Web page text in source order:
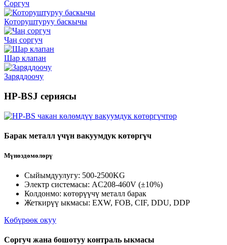
Соргуч
Которуштуруу баскычы
Чаң соргуч
Шар клапан
Заряддоочу
HP-BSJ сериясы
Барак металл үчүн вакуумдук көтөргүч
Мүнөздөмөлөрү
Сыйымдуулугу: 500-2500KG
Электр системасы: AC208-460V (±10%)
Колдонмо: көтөрүүчү металл барак
Жеткирүү ыкмасы: EXW, FOB, CIF, DDU, DDP
Көбүрөөк окуу
Соргуч жана бошотуу контраль ыкмасы